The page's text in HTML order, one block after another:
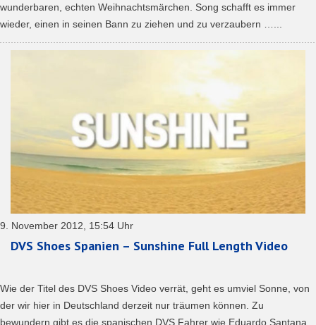
wunderbaren, echten Weihnachtsmärchen. Song schafft es immer
wieder, einen in seinen Bann zu ziehen und zu verzaubern …...
9. November 2012, 15:54 Uhr
DVS Shoes Spanien – Sunshine Full Length Video
Wie der Titel des DVS Shoes Video verrät, geht es umviel Sonne, von
der wir hier in Deutschland derzeit nur träumen können. Zu
bewundern gibt es die spanischen DVS Fahrer wie Eduardo Santana,